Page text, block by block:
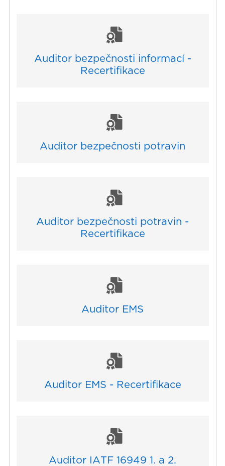
Auditor bezpečnosti informací -
Recertifikace
Auditor bezpečnosti potravin
Auditor bezpečnosti potravin -
Recertifikace
Auditor EMS
Auditor EMS - Recertifikace
Auditor IATF 16949 1. a 2.